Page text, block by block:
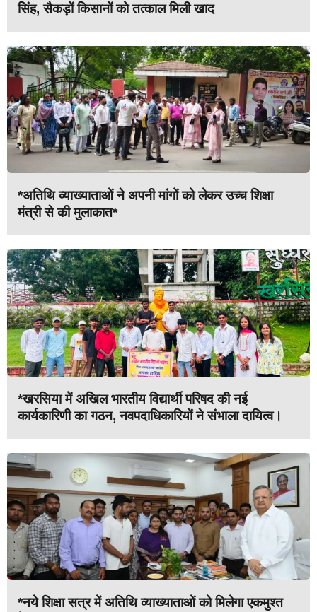
सिंह, सैकड़ों किसानों को तत्काल मिली खाद
*अतिथि व्याख्याताओं ने अपनी मांगों को लेकर उच्च शिक्षा
मंत्री से की मुलाकात*
*खरसिया में अखिल भारतीय विद्यार्थी परिषद की नई
कार्यकारिणी का गठन, नवपदाधिकारियों ने संभाला दायित्व।
*नये शिक्षा सत्र में अतिथि व्याख्याताओं को मिलेगा एकमुश्त